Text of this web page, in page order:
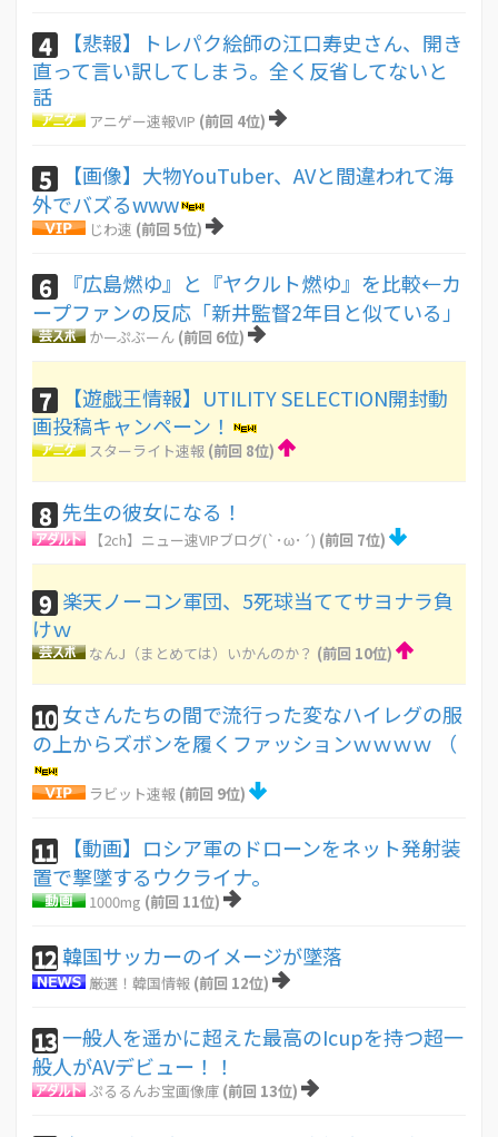
4
【悲報】トレパク絵師の江口寿史さん、開き
直って言い訳してしまう。全く反省してないと
話
アニゲー速報VIP (前回 4位)
5
【画像】大物YouTuber、AVと間違われて海
外でバズるwww
じわ速 (前回 5位)
6
『広島燃ゆ』と『ヤクルト燃ゆ』を比較←カ
ープファンの反応「新井監督2年目と似ている」
かーぷぶーん (前回 6位)
7
【遊戯王情報】UTILITY SELECTION開封動
画投稿キャンペーン！
スターライト速報 (前回 8位)
8 先生の彼女になる！
【2ch】ニュー速VIPブログ(`･ω･´) (前回 7位)
9 楽天ノーコン軍団、5死球当ててサヨナラ負
けｗ
なんJ（まとめては）いかんのか？ (前回 10位)
10 女さんたちの間で流行った変なハイレグの服
の上からズボンを履くファッションｗｗｗｗ （
ラビット速報 (前回 9位)
11
【動画】ロシア軍のドローンをネット発射装
置で撃墜するウクライナ。
1000mg (前回 11位)
12韓国サッカーのイメージが墜落
厳選！韓国情報 (前回 12位)
13一般人を遥かに超えた最高のIcupを持つ超一
般人がAVデビュー！！
ぷるるんお宝画像庫 (前回 13位)